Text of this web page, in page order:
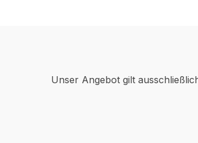
Unser Angebot gilt